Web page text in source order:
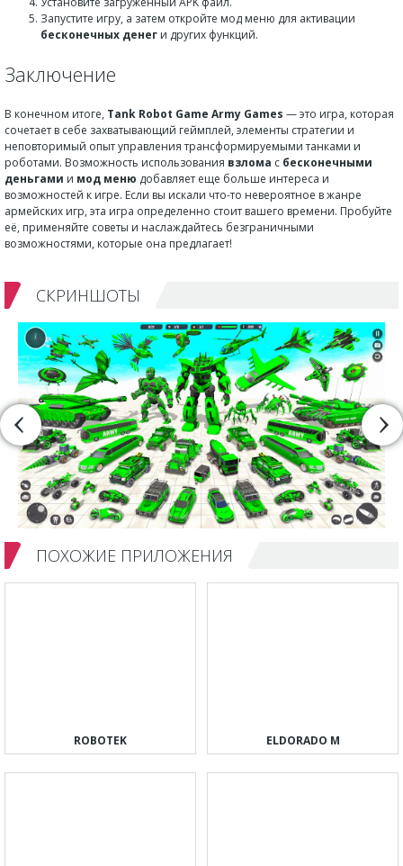
Запустите игру, а затем откройте мод меню для активации
бесконечных денег и других функций.
Заключение
В конечном итоге, Tank Robot Game Army Games — это игра, которая
сочетает в себе захватывающий геймплей, элементы стратегии и
неповторимый опыт управления трансформируемыми танками и
роботами. Возможность использования взлома с бесконечными
деньгами и мод меню добавляет еще больше интереса и
возможностей к игре. Если вы искали что-то невероятное в жанре
армейских игр, эта игра определенно стоит вашего времени. Пробуйте
её, применяйте советы и наслаждайтесь безграничными
возможностями, которые она предлагает!
СКРИНШОТЫ
ПОХОЖИЕ ПРИЛОЖЕНИЯ
ROBOTEK ELDORADO M